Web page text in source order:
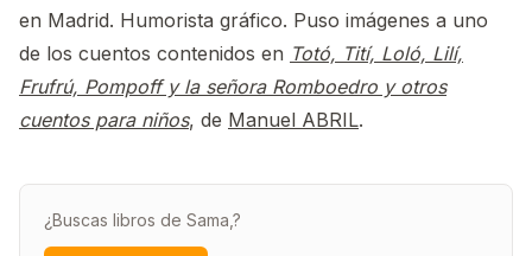
en Madrid. Humorista gráfico. Puso imágenes a uno
de los cuentos contenidos en Totó, Tití, Loló, Lilí,
Frufrú, Pompoff y la señora Romboedro y otros
cuentos para niños, de Manuel ABRIL.
¿Buscas libros de Sama,?